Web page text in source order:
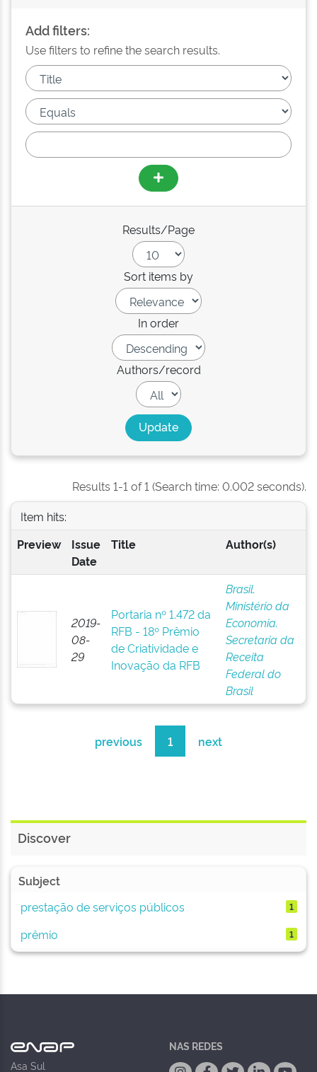
Add filters:
Use filters to refine the search results.
Results/Page
Sort items by
In order
Authors/record
Results 1-1 of 1 (Search time: 0.002 seconds).
Item hits:
Preview
Issue
Date
Title Author(s)
2019-
08-
29
Portaria nº 1.472 da
RFB - 18º Prêmio
de Criatividade e
Inovação da RFB
Brasil.
Ministério da
Economia.
Secretaria da
Receita
Federal do
Brasil
previous 1 next
Discover
Subject
prestação de serviços públicos
1
prêmio 1
Asa Sul
NAS REDES